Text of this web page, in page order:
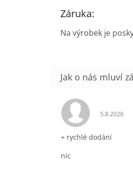
Záruka:
Na výrobek je
5.8.2026
+ rychlé dodání
nic